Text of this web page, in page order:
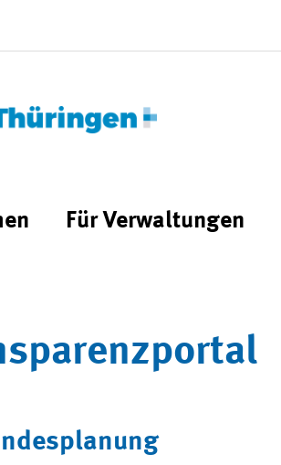
Für Verwaltungen